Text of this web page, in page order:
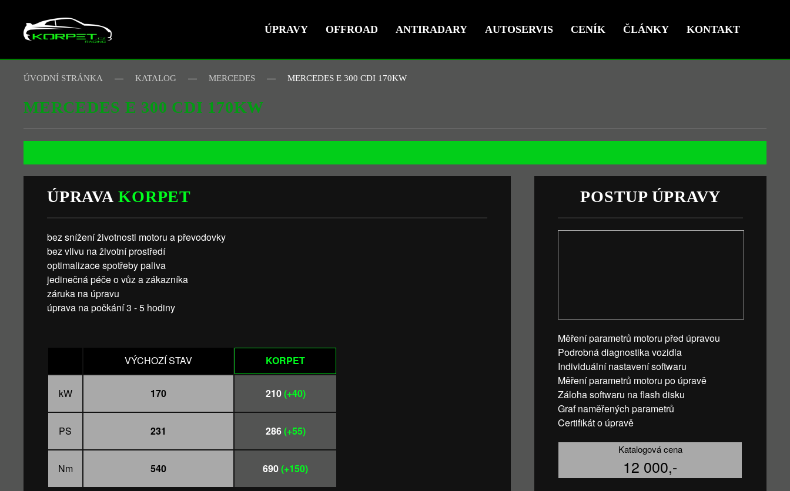
Skip to main content ÚPRAVY OFFROAD ANTIRADARY AUTOSERVIS CENÍK ČLÁNKY KONTAKT
ÚVODNÍ STRÁNKA KATALOG MERCEDES MERCEDES E 300 CDI 170KW
MERCEDES E 300 CDI 170KW
ÚPRAVAKORPET
bez snížení životnosti motoru a převodovky
bez vlivu na životní prostředí
optimalizace spotřeby paliva
jedinečná péče o vůz a zákazníka
záruka na úpravu
úprava na počkání 3 - 5 hodiny
VÝCHOZÍ STAV KORPET
kW 170 210(+40)
PS 231 286(+55)
Nm 540 690(+150)
POSTUP ÚPRAVY
Měření parametrů motoru před úpravou
Podrobná diagnostika vozidla
Individuální nastavení softwaru
Měření parametrů motoru po úpravě
Záloha softwaru na flash disku
Graf naměřených parametrů
Certifikát o úpravě
Katalogová cena
12 000,-